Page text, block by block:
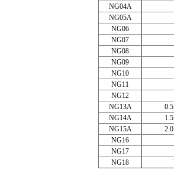
NG04A
NG05A
NG06
NG07
NG08
NG09
NG10
NG11
NG12
NG13A
NG14A
NG15A
NG16
NG17
NG18